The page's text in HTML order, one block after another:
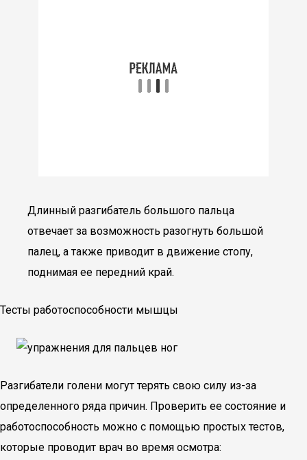
Длинный разгибатель большого пальца
отвечает за возможность разогнуть большой
палец, а также приводит в движение стопу,
поднимая ее передний край.
Тесты работоспособности мышцы
Разгибатели голени могут терять свою силу из-за
определенного ряда причин. Проверить ее состояние и
работоспособность можно с помощью простых тестов,
которые проводит врач во время осмотра: